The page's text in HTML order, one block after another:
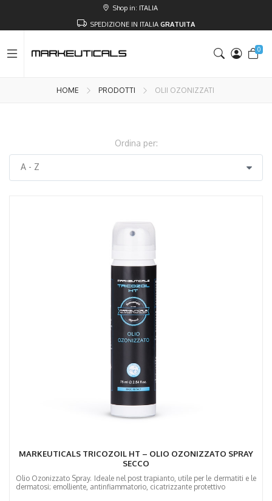
Shop in: ITALIA
SPEDIZIONE IN ITALIA GRATUITA
0
HOME PRODOTTI OLII OZONIZZATI
Ordina per:
MARKEUTICALS TRICOZOIL HT – OLIO OZONIZZATO SPRAY
SECCO
Olio Ozonizzato Spray. Ideale nel post trapianto, utile per le dermatiti e le
dermatosi; emolliente, antinfiammatorio, cicatrizzante protettivo